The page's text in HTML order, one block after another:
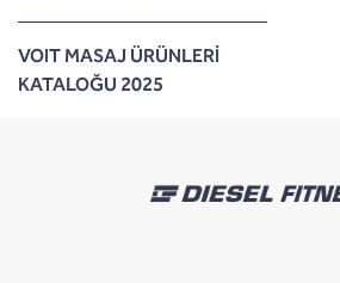
VOIT MASAJ ÜRÜNLERİ
KATALOĞU 2025